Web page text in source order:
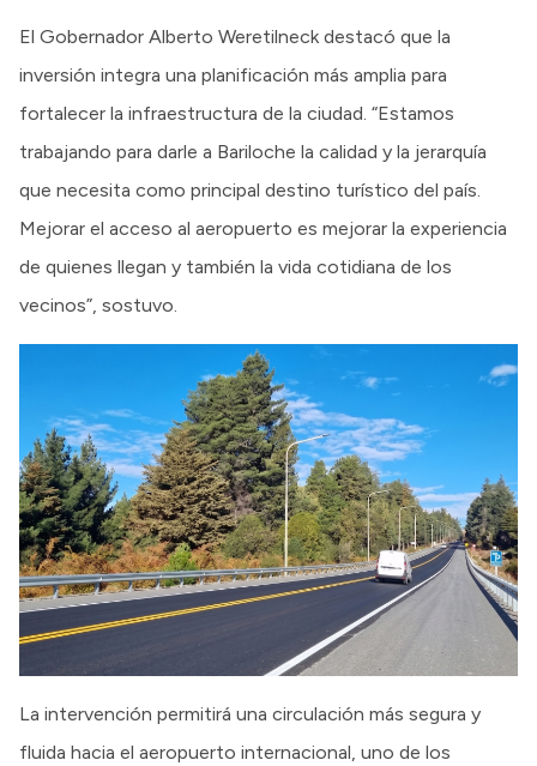
El Gobernador Alberto Weretilneck destacó que la
inversión integra una planificación más amplia para
fortalecer la infraestructura de la ciudad. “Estamos
trabajando para darle a Bariloche la calidad y la jerarquía
que necesita como principal destino turístico del país.
Mejorar el acceso al aeropuerto es mejorar la experiencia
de quienes llegan y también la vida cotidiana de los
vecinos”, sostuvo.
La intervención permitirá una circulación más segura y
fluida hacia el aeropuerto internacional, uno de los